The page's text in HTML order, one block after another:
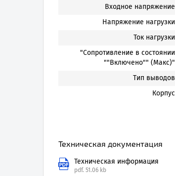
Входное напряжение
Напряжение нагрузки
Ток нагрузки
"Сопротивление в состоянии
""Включено"" (Макс)"
Тип выводов
Корпус
Техническая документация
Техническая информация
pdf. 51.06 kb